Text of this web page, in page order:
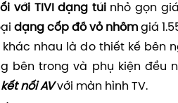
với TIVI dạng túinhỏ gọn
dạng cốp đồ vỏ nhôm giá
khác nhau là do thiết kế bên
bên trong và phụ kiện đều
nối AVvới màn hình TV.